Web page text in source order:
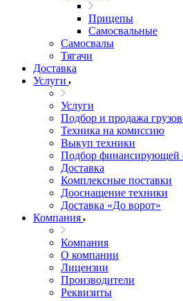
Прицепы
Самосвальные
Самосвалы
Тягачи
Доставка
Услуги
Услуги
Подбор и продажа
Техника на комиссию
Выкуп техники
Подбор финансирующей
Доставка
Комплексные поставки
Дооснащение техники
Доставка «До ворот»
Компания
Компания
О компании
Лицензии
Производители
Реквизиты